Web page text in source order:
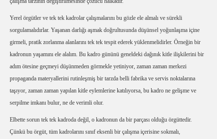
Yerel örgütler ve tek tek kadrolar çalışmalarını bu gözle ele almalı ve sürekli
sorgulamalıdırlar. Yaşanan darlığı aşmak doğrultusunda düşünsel yoğunlaşma içine
girmeli, pratik zorlanma alanlarını tek tek tespit ederek yüklenmelidirler. Örneğin bir
kadronun yaşamını ele alalım. Bu kadro gününü geneldeki dağınık kitle ilişkilerini bir
adım ötesine geçmeyi düşünmeden görmekle yetiniyor, zaman zaman merkezi
propaganda materyallerini rutinleşmiş bir tarzda belli fabrika ve servis noktalarına
taşıyor, zaman zaman yapılan kitle eylemlerine katılıyorsa, bu kadro ne gelişme ve
serpilme imkanı bulur, ne de verimli olur.
Elbette sorun tek tek kadroda değil, o kadronun da bir parçası olduğu örgüttedir.
Çünkü bu örgüt, tüm kadrolarını sınıf eksenli bir çalışma içerisine sokmalı,